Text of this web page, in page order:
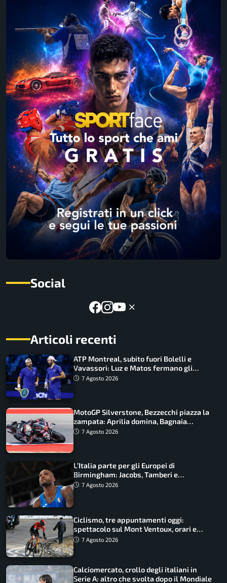
Social
Articoli recenti
ATP Montreal, subito fuori Bolelli e
Vavassori: Luz e Matos fermano gli
azzurri
7 Agosto 2026
MotoGP Silverstone, Bezzecchi piazza la
zampata: Aprilia domina, Bagnaia
costretto al Q1
7 Agosto 2026
L’Italia parte per gli Europei di
Birmingham: Jacobs, Tamberi e
Battocletti guidano una spedizione
7 Agosto 2026
Ciclismo, tre appuntamenti oggi:
spettacolo sul Mont Ventoux, orari e
come vederli
7 Agosto 2026
Calciomercato, crollo degli italiani in
Serie A: altro che svolta dopo il Mondiale